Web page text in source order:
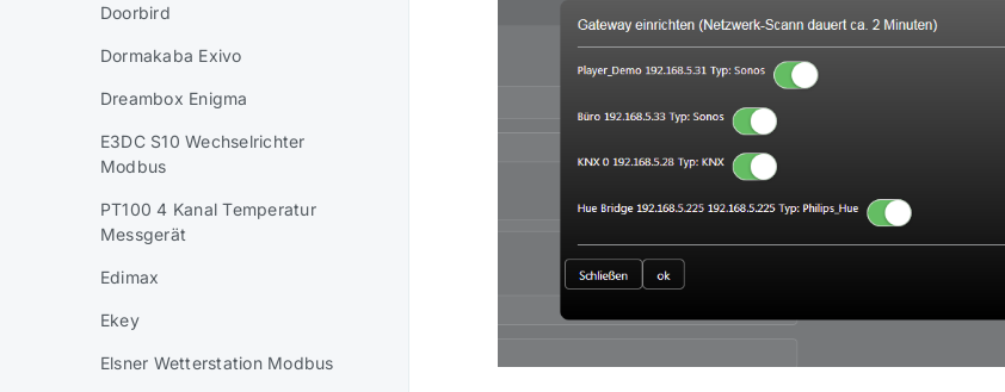
Doorbird
Dormakaba Exivo
Dreambox Enigma
E3DC S10 Wechselrichter
Modbus
PT100 4 Kanal Temperatur
Messgerät
Edimax
Ekey
Elsner Wetterstation Modbus